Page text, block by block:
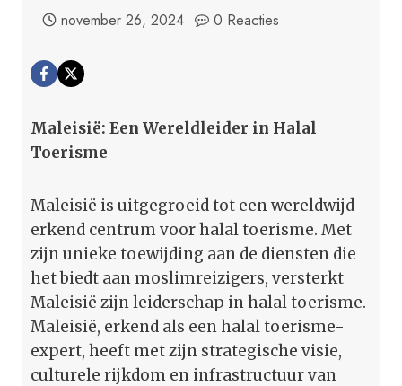
november 26, 2024 0 Reacties
Maleisië: Een Wereldleider in Halal
Toerisme
Maleisië is uitgegroeid tot een wereldwijd
erkend centrum voor halal toerisme. Met
zijn unieke toewijding aan de diensten die
het biedt aan moslimreizigers, versterkt
Maleisië zijn leiderschap in halal toerisme.
Maleisië, erkend als een halal toerisme-
expert, heeft met zijn strategische visie,
culturele rijkdom en infrastructuur van